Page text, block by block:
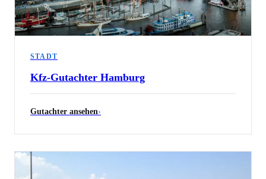
STADT
Kfz-Gutachter Hamburg
Gutachter ansehen›